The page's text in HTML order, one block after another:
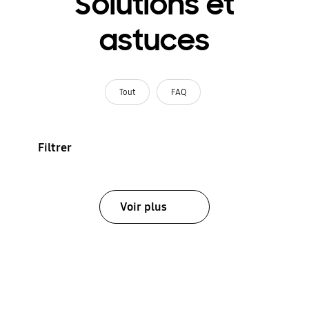
astuces
Tout FAQ
Filtrer
Voir plus